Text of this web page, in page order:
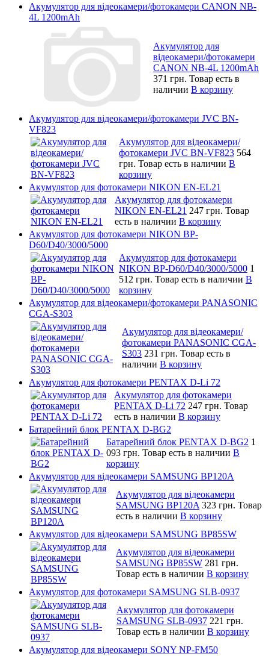
Акумулятор для відеокамери/фотокамери CANON NB-
4L 1200mAh
Акумулятор для
відеокамери/фотокамери
CANON NB-4L 1200mAh
371 грн. Товар есть в
наличии В корзину
Акумулятор для відеокамери/фотокамери JVC BN-
VF823
Акумулятор для відеокамери/
фотокамери JVC BN-VF823 564
грн. Товар есть в наличии В
корзину
Акумулятор для фотокамери NIKON EN-EL21
Акумулятор для фотокамери
NIKON EN-EL21 247 грн. Товар
есть в наличии В корзину
Акумулятор для фотокамери NIKON BP-
D60/D40/3000/5000
Акумулятор для фотокамери
NIKON BP-D60/D40/3000/5000 1
512 грн. Товар есть в наличии В
корзину
Акумулятор для відеокамери/фотокамери PANASONIC
CGA-S303
Акумулятор для відеокамери/
фотокамери PANASONIC CGA-
S303 231 грн. Товар есть в
наличии В корзину
Акумулятор для фотокамери PENTAX D-Li 72
Акумулятор для фотокамери
PENTAX D-Li 72 247 грн. Товар
есть в наличии В корзину
Батарейний блок PENTAX D-BG2
Батарейний блок PENTAX D-BG2 1
093 грн. Товар есть в наличии В
корзину
Акумулятор для відеокамери SAMSUNG BP120A
Акумулятор для відеокамери
SAMSUNG BP120A 323 грн. Товар
есть в наличии В корзину
Акумулятор для відеокамери SAMSUNG BP85SW
Акумулятор для відеокамери
SAMSUNG BP85SW 281 грн.
Товар есть в наличии В корзину
Акумулятор для фотокамери SAMSUNG SLB-0937
Акумулятор для фотокамери
SAMSUNG SLB-0937 221 грн.
Товар есть в наличии В корзину
Акумулятор для відеокамери SONY NP-FM50